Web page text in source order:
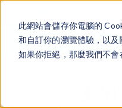
此網站會儲存你電腦的
和自訂你的瀏覽體驗，以
如果你拒絕，那麼我們不